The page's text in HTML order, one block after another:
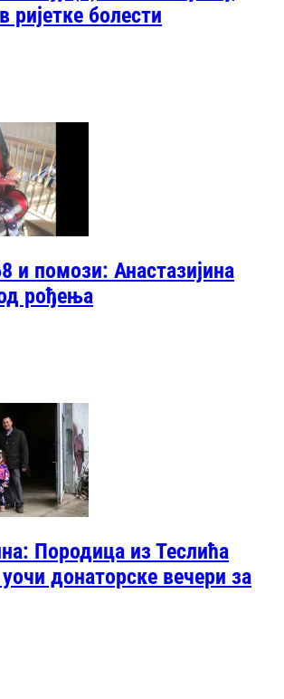
ријетке болести
и помози: Анастазијина
рођења
Породица из Теслића
донаторске вечери за